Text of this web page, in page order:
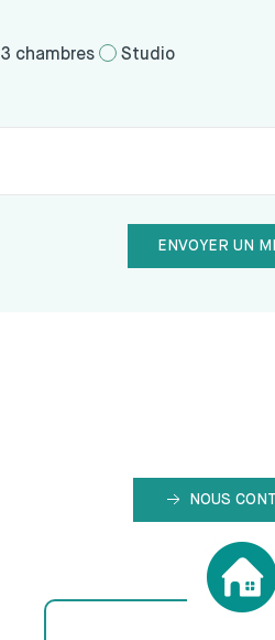
3 chambres Studio
NOUS